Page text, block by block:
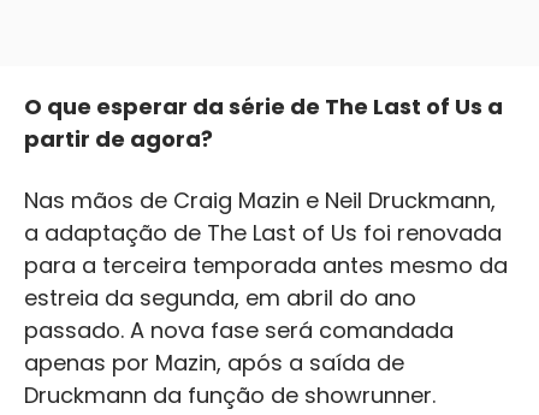
O que esperar da série de The Last of Us a
partir de agora?
Nas mãos de Craig Mazin e Neil Druckmann,
a adaptação de The Last of Us foi renovada
para a terceira temporada antes mesmo da
estreia da segunda, em abril do ano
passado. A nova fase será comandada
apenas por Mazin, após a saída de
Druckmann da função de showrunner.